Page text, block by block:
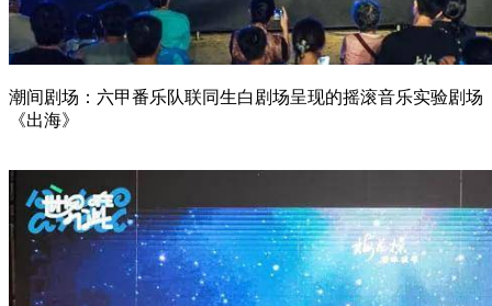
潮间剧场：六甲番乐队联同生白剧场呈现的摇滚音乐实验剧场
《出海》